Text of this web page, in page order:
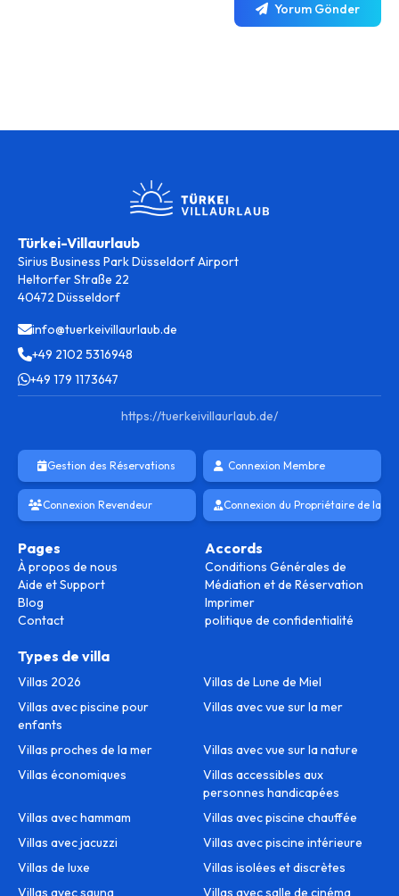
Yorum Gönder
Türkei-Villaurlaub
Sirius Business Park Düsseldorf Airport
Heltorfer Straße 22
40472 Düsseldorf
info@tuerkeivillaurlaub.de
+49 2102 5316948
+49 179 1173647
https://tuerkeivillaurlaub.de/
Gestion des Réservations Connexion Membre
Connexion Revendeur Connexion du Propriétaire de la
Pages
À propos de nous
Aide et Support
Blog
Contact
Accords
Conditions Générales de
Médiation et de Réservation
Imprimer
politique de confidentialité
Types de villa
Villas 2026
Villas de Lune de Miel
Villas avec piscine pour
enfants
Villas avec vue sur la mer
Villas proches de la mer
Villas avec vue sur la nature
Villas économiques
Villas accessibles aux
personnes handicapées
Villas avec hammam
Villas avec piscine chauffée
Villas avec jacuzzi
Villas avec piscine intérieure
Villas de luxe
Villas isolées et discrètes
Villas avec sauna
Villas avec salle de cinéma